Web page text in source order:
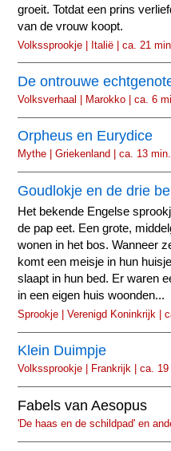
groeit. Totdat een prins
van de vrouw koopt.
Volkssprookje | Italië | ca. 21 min.
De ontrouwe
Volksverhaal | Marokko | ca. 6
Orpheus en Eurydice
Mythe | Griekenland | ca. 13 min.
Goudlokje en de drie
Het bekende Engelse
de pap eet. Een grote,
wonen in het bos. Wanneer
komt een meisje in hun
slaapt in hun bed. Er waren
in een eigen huis woonden...
Sprookje | Verenigd Koninkrijk |
Klein Duimpje
Volkssprookje | Frankrijk | ca. 19
Fabels van Aesopus
'De haas en de schildpad' en